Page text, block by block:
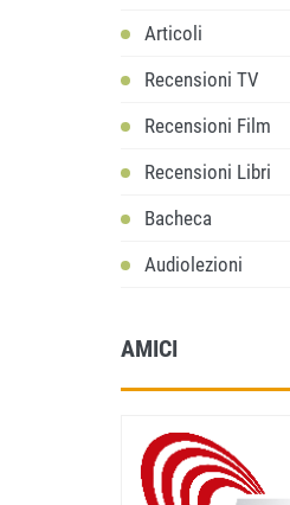
Articoli
Recensioni TV
Recensioni Film
Recensioni Libri
Bacheca
Audiolezioni
AMICI